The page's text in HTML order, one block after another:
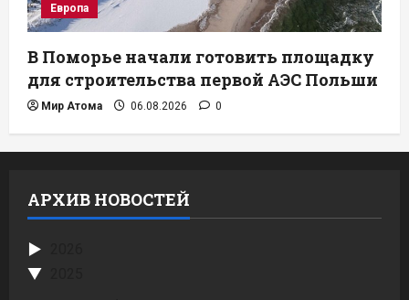
Европа
В Поморье начали готовить площадку
для строительства первой АЭС Польши
Мир Атома 06.08.2026 0
АРХИВ НОВОСТЕЙ